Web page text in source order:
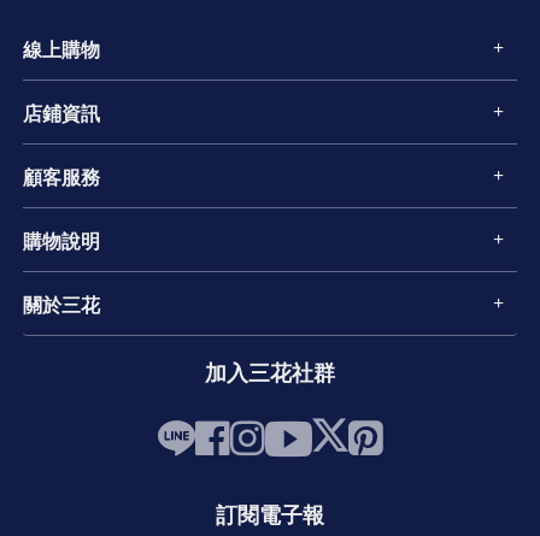
線上購物
店鋪資訊
顧客服務
購物說明
關於三花
加入三花社群
訂閱電子報